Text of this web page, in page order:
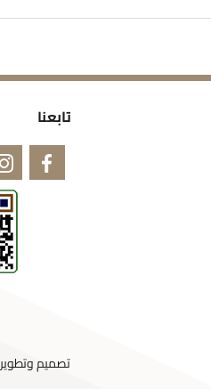
تابعنا
تصميم وتطوير